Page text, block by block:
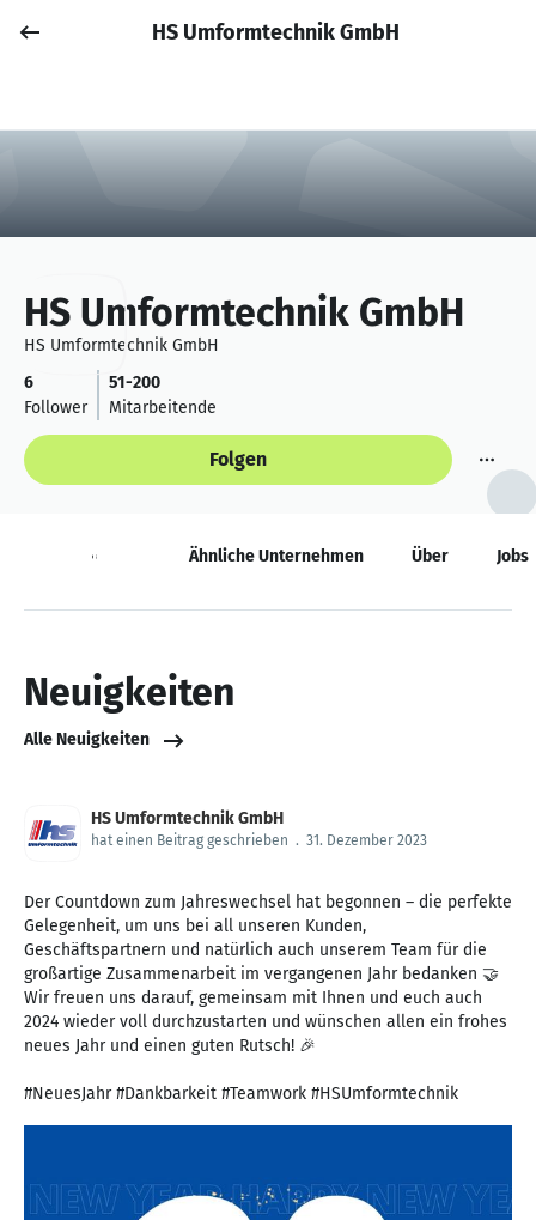
Anmelden
HS Umformtechnik GmbH
HS Umformtechnik GmbH
HS Umformtechnik GmbH
6
Follower
51-200
Mitarbeitende
Folgen
Neuigkeiten Ähnliche Unternehmen Über Jobs
Neuigkeiten
Alle Neuigkeiten
HS Umformtechnik GmbH
hat einen Beitrag geschrieben . 31. Dezember 2023
Der Countdown zum Jahreswechsel hat begonnen – die perfekte
Gelegenheit, um uns bei all unseren Kunden,
Geschäftspartnern und natürlich auch unserem Team für die
großartige Zusammenarbeit im vergangenen Jahr bedanken 🤝
Wir freuen uns darauf, gemeinsam mit Ihnen und euch auch
2024 wieder voll durchzustarten und wünschen allen ein frohes
neues Jahr und einen guten Rutsch! 🎉
#NeuesJahr #Dankbarkeit #Teamwork #HSUmformtechnik